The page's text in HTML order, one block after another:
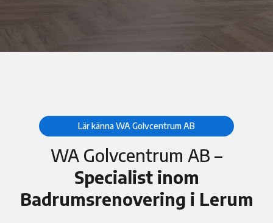
Lär känna WA Golvcentrum AB
WA Golvcentrum AB –
Specialist inom
Badrumsrenovering i Lerum